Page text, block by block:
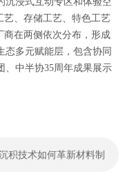
艺、存储工艺、特色工艺
商在两侧依次分布，形成
态多元赋能层，包含协同
、中半协35周年成果展示
积技术如何革新材料制